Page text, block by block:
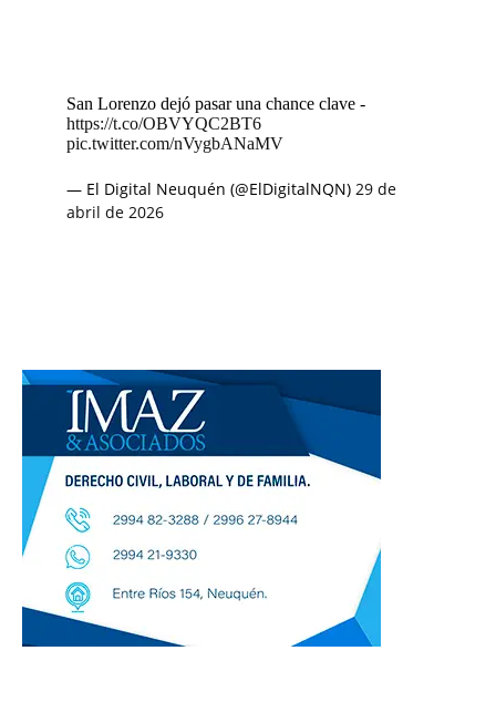
San Lorenzo dejó pasar una chance clave -
https://t.co/OBVYQC2BT6
pic.twitter.com/nVygbANaMV
— El Digital Neuquén (@ElDigitalNQN) 29 de
abril de 2026